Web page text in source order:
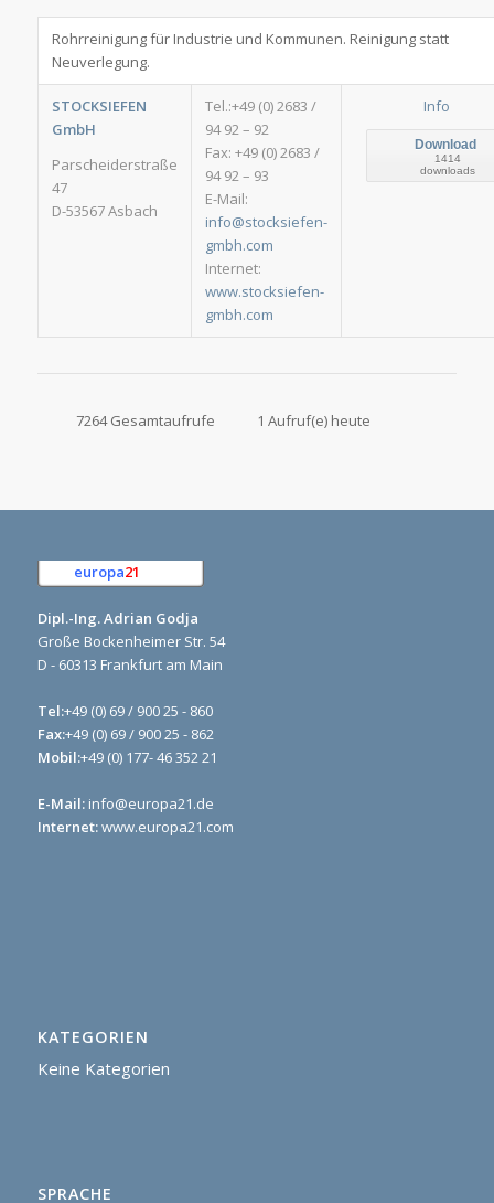
Rohrreinigung für Industrie und Kommunen. Reinigung statt
Neuverlegung.
STOCKSIEFEN
GmbH
Parscheiderstraße
47
D-53567 Asbach
Tel.:+49 (0) 2683 /
94 92 – 92
Fax: +49 (0) 2683 /
94 92 – 93
E-Mail:
info@stocksiefen-
gmbh.com
Internet:
www.stocksiefen-
gmbh.com
Info
Download
1414
downloads
7264 Gesamtaufrufe 1 Aufruf(e) heute
europa21
Dipl.-Ing. Adrian Godja
Große Bockenheimer Str. 54
D - 60313 Frankfurt am Main
Tel:+49 (0) 69 / 900 25 - 860
Fax:+49 (0) 69 / 900 25 - 862
Mobil:+49 (0) 177- 46 352 21
E-Mail: info@europa21.de
Internet:www.europa21.com
KATEGORIEN
Keine Kategorien
SPRACHE